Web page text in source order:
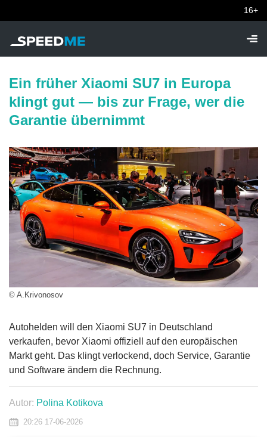
16+
Ein früher Xiaomi SU7 in Europa
klingt gut — bis zur Frage, wer die
Garantie übernimmt
© A.Krivonosov
Autohelden will den Xiaomi SU7 in Deutschland
verkaufen, bevor Xiaomi offiziell auf den europäischen
Markt geht. Das klingt verlockend, doch Service, Garantie
und Software ändern die Rechnung.
Autor: Polina Kotikova
20:26 17-06-2026